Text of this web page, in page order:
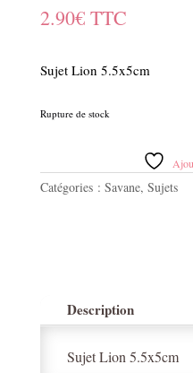
2.90€ TTC
Sujet Lion 5.5x5cm
Rupture de stock
Catégories : Savane, Sujets
Description
Sujet Lion 5.5x5cm